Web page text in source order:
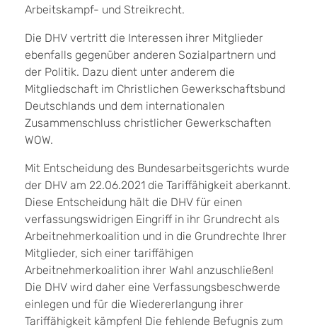
Arbeitskampf- und Streikrecht.
Die DHV vertritt die Interessen ihrer Mitglieder
ebenfalls gegenüber anderen Sozialpartnern und
der Politik. Dazu dient unter anderem die
Mitgliedschaft im Christlichen Gewerkschaftsbund
Deutschlands und dem internationalen
Zusammenschluss christlicher Gewerkschaften
WOW.
Mit Entscheidung des Bundesarbeitsgerichts wurde
der DHV am 22.06.2021 die Tariffähigkeit aberkannt.
Diese Entscheidung hält die DHV für einen
verfassungswidrigen Eingriff in ihr Grundrecht als
Arbeitnehmerkoalition und in die Grundrechte Ihrer
Mitglieder, sich einer tariffähigen
Arbeitnehmerkoalition ihrer Wahl anzuschließen!
Die DHV wird daher eine Verfassungsbeschwerde
einlegen und für die Wiedererlangung ihrer
Tariffähigkeit kämpfen! Die fehlende Befugnis zum